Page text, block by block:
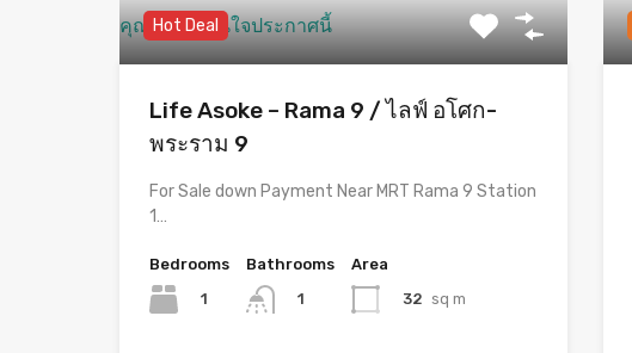
คุณอาจจะสนใจประกาศนี้
Hot Deal
Life Asoke – Rama 9 / ไลฟ์ อโศก-
พระราม 9
For Sale down Payment Near MRT Rama 9 Station
1…
Bedrooms
1
Bathrooms
1
Area
32 sq m